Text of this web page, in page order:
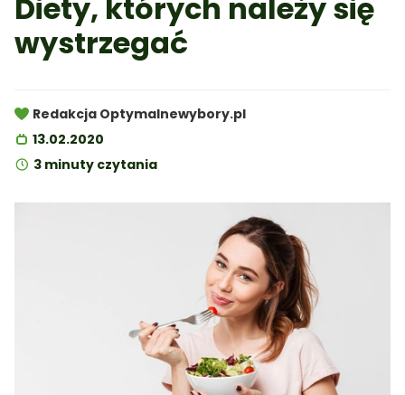
Diety, których należy się
wystrzegać
Redakcja Optymalnewybory.pl
13.02.2020
3 minuty czytania